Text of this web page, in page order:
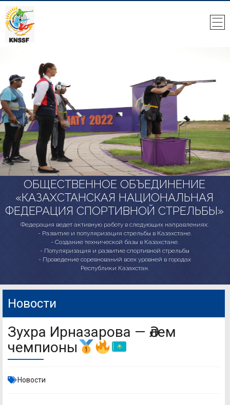
ОБЩЕСТВЕННОЕ ОБЪЕДИНЕНИЕ
«КАЗАХСТАНСКАЯ НАЦИОНАЛЬНАЯ
ФЕДЕРАЦИЯ СПОРТИВНОЙ СТРЕЛЬБЫ»
Федерация ведет активную работу в следующих направлениях:
- Развитие и популяризация стрельбы в Казахстане.
- Создание технической базы в Казахстане.
- Популяризация и развитие спортивной стрельбы
- Проведение соревнований всех уровней в городах
Республики Казахстан.
Новости
Зухра Ирназарова — Әлем
чемпионы
Новости